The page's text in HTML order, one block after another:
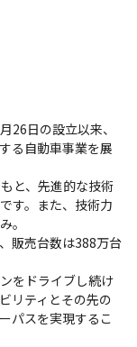
26日の設立以来、
る自動車事業を展
と、先進的な技術
す。また、技術力
。
販売台数は388万台
をドライブし続け
リティとその先の
パスを実現するこ